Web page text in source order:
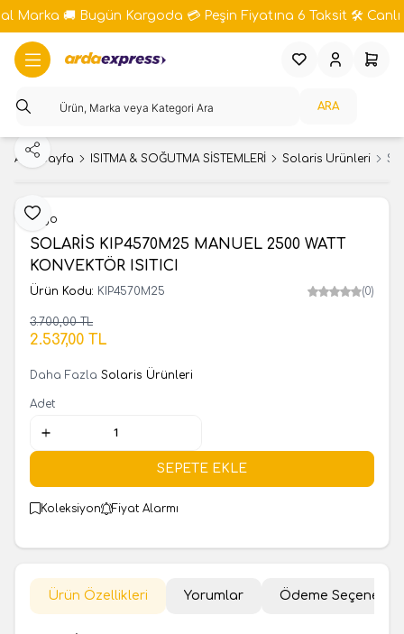
Marka 🚚 Bugün Kargoda 💳 Peşin Fiyatına 6 Taksit 🛠️ Canlı
ARA
FavorilerimHesabım
Ana Sayfa ISITMA & SOĞUTMA SİSTEMLERİ Solaris Ürünleri
Favoriye Ekle
Paylaş
İvigo
SOLARİS KIP4570M25 MANUEL 2500 WATT
KONVEKTÖR ISITICI
Ürün Kodu: KIP4570M25 (0)
3.700,00TL
2.537,00 TL
Daha Fazla Solaris Ürünleri
Adet
SEPETE EKLE
Koleksiyon Fiyat Alarmı
Ürün Özellikleri Yorumlar Ödeme